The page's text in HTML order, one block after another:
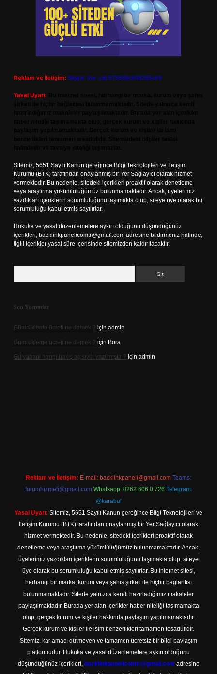
Reklam ve İletişim: Skype: live:.cid.575569c608265c69
Yasal Uyarı:
Sitemiz, 5651 Sayılı Kanun gereğince Bilgi Teknolojileri ve İletişim
Kurumu (BTK) tarafından onaylanmış bir Yer Sağlayıcı olarak hizmet
vermektedir. Bu nedenle, sitedeki içerikleri proaktif olarak denetleme
veya araştırma yükümlülüğümüz bulunmamaktadır. Ancak, üyelerimiz
yazdıkları içeriklerin sorumluluğunu taşımakta olup, siteye üye olarak bu
sorumluluğu kabul etmiş sayılırlar.
Hukuka ve yasal düzenlemelere aykırı olduğunu düşündüğünüz
içerikleri, backlinkpanelicomtr@gmail.com adresine bildirmeniz halinde,
ilgili içerikler yasal süre içerisinde sitemizden kaldırılacaktır.
Son Yorumlar
Gümrükleme ücreti ne demek ? için admin
Gümrükleme ücreti ne demek ? için Bora
Gulyabani hangi bakış açısıyla yazılmıştır ? için admin
Reklam ve İletişim: E-mail: backlinkpaneli@gmail.com Teams:
forumhizmeti@gmail.com Whatsapp: 0262 606 0 726 Telegram:
@karabul
Yasal Uyarı: Sitemiz, 5651 Sayılı Kanun gereğince Bilgi Teknolojileri ve
İletişim Kurumu (BTK) tarafından onaylanmış bir Yer Sağlayıcı olarak
hizmet vermektedir. Bu nedenle, sitedeki içerikleri proaktif olarak
denetleme veya araştırma yükümlülüğümüz bulunmamaktadır. Ancak,
üyelerimiz yazdıkları içeriklerin sorumluluğunu taşımakta olup, siteye
üye olarak bu sorumluluğu kabul etmiş sayılırlar. Bu internet sitesi,
herhangi bir marka, kurum veya şahıs şirketi ile hiçbir bağlantısı
bulunmamaktadır. Sitede yalnızca kendi hazırladığımız makaleler
paylaşılmaktadır. Burada yer alan içerikler haber niteliği taşımamakta
olup, gerçek kurum ve kişiler hakkında paylaşım yapılmamaktadır.
Gerçek kurum ve kişiler ile isim benzerlikleri tamamen tesadüfidir.
Sitemiz, kar amacı gütmeyen ve tamamen ücretsiz bir bilgi paylaşım
platformudur. Hukuka ve yasal düzenlemelere aykırı olduğunu
düşündüğünüz içerikleri, backlinkpanelicomtr@gmail.com adresine